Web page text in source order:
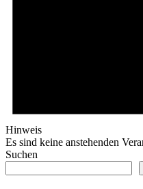
Hinweis
Es sind keine anstehenden
Suchen